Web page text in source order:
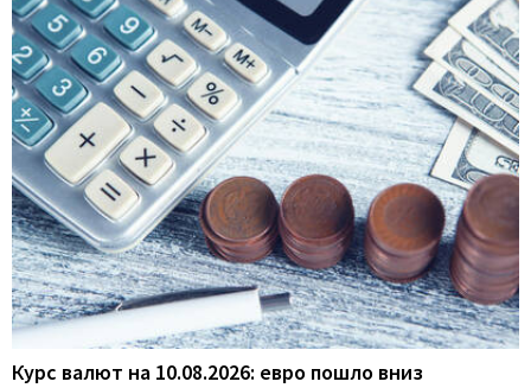
Курс валют на 10.08.2026: евро пошло вниз